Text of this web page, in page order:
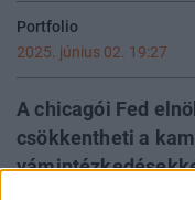
Portfolio
2025. június 02. 19:27
A chicagói Fed
csökkentheti a